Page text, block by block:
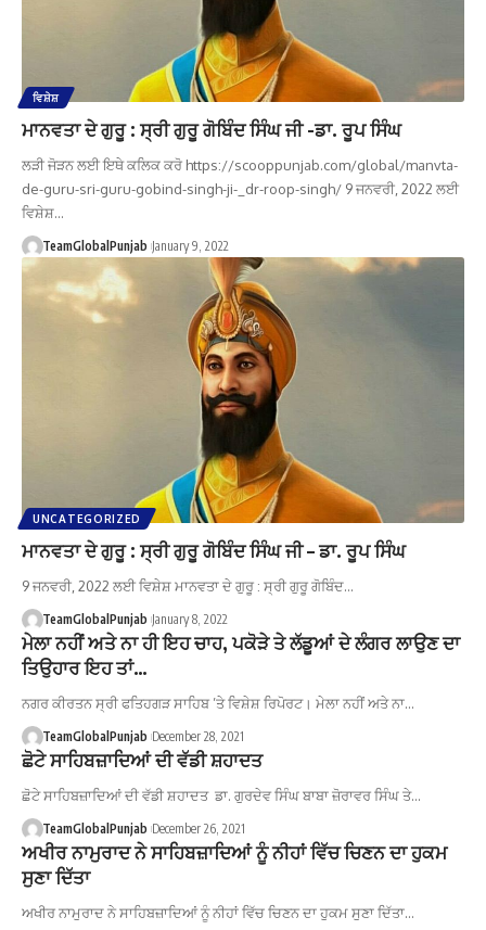
ਵਿਸ਼ੇਸ਼
ਮਾਨਵਤਾ ਦੇ ਗੁਰੂ : ਸ੍ਰੀ ਗੁਰੂ ਗੋਬਿੰਦ ਸਿੰਘ ਜੀ -ਡਾ. ਰੂਪ ਸਿੰਘ
ਲੜੀ ਜੋੜਨ ਲਈ ਇਥੇ ਕਲਿਕ ਕਰੋ https://scooppunjab.com/global/manvta-
de-guru-sri-guru-gobind-singh-ji-_dr-roop-singh/ 9 ਜਨਵਰੀ, 2022 ਲਈ
ਵਿਸ਼ੇਸ਼…
TeamGlobalPunjab January 9, 2022
UNCATEGORIZED
ਮਾਨਵਤਾ ਦੇ ਗੁਰੂ : ਸ੍ਰੀ ਗੁਰੂ ਗੋਬਿੰਦ ਸਿੰਘ ਜੀ – ਡਾ. ਰੂਪ ਸਿੰਘ
9 ਜਨਵਰੀ, 2022 ਲਈ ਵਿਸ਼ੇਸ਼ ਮਾਨਵਤਾ ਦੇ ਗੁਰੂ : ਸ੍ਰੀ ਗੁਰੂ ਗੋਬਿੰਦ…
TeamGlobalPunjab January 8, 2022
ਮੇਲਾ ਨਹੀਂ ਅਤੇ ਨਾ ਹੀ ਇਹ ਚਾਹ, ਪਕੋੜੇ ਤੇ ਲੱਡੂਆਂ ਦੇ ਲੰਗਰ ਲਾਉਣ ਦਾ
ਤਿਉਹਾਰ ਇਹ ਤਾਂ…
ਨਗਰ ਕੀਰਤਨ ਸ੍ਰੀ ਫਤਿਹਗੜ ਸਾਹਿਬ ’ਤੇ ਵਿਸ਼ੇਸ਼ ਰਿਪੋਰਟ। ਮੇਲਾ ਨਹੀਂ ਅਤੇ ਨਾ…
TeamGlobalPunjab December 28, 2021
ਛੋਟੇ ਸਾਹਿਬਜ਼ਾਦਿਆਂ ਦੀ ਵੱਡੀ ਸ਼ਹਾਦਤ
ਛੋਟੇ ਸਾਹਿਬਜ਼ਾਦਿਆਂ ਦੀ ਵੱਡੀ ਸ਼ਹਾਦਤ ਡਾ. ਗੁਰਦੇਵ ਸਿੰਘ ਬਾਬਾ ਜ਼ੋਰਾਵਰ ਸਿੰਘ ਤੇ…
TeamGlobalPunjab December 26, 2021
ਅਖੀਰ ਨਾਮੁਰਾਦ ਨੇ ਸਾਹਿਬਜ਼ਾਦਿਆਂ ਨੂੰ ਨੀਹਾਂ ਵਿੱਚ ਚਿਣਨ ਦਾ ਹੁਕਮ
ਸੁਣਾ ਦਿੱਤਾ
ਅਖੀਰ ਨਾਮੁਰਾਦ ਨੇ ਸਾਹਿਬਜ਼ਾਦਿਆਂ ਨੂੰ ਨੀਹਾਂ ਵਿੱਚ ਚਿਣਨ ਦਾ ਹੁਕਮ ਸੁਣਾ ਦਿੱਤਾ…